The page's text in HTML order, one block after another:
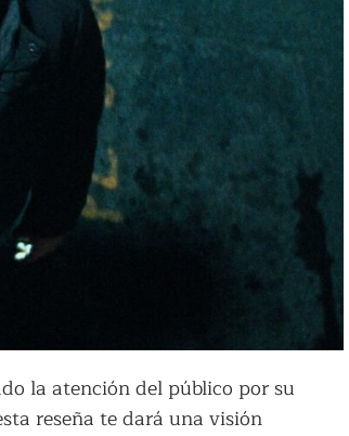
la atención del público por su
reseña te dará una visión